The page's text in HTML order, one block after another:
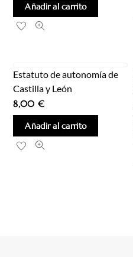
Añadir al carrito
Estatuto de autonomía de
Castilla y León
8,00 €
Añadir al carrito